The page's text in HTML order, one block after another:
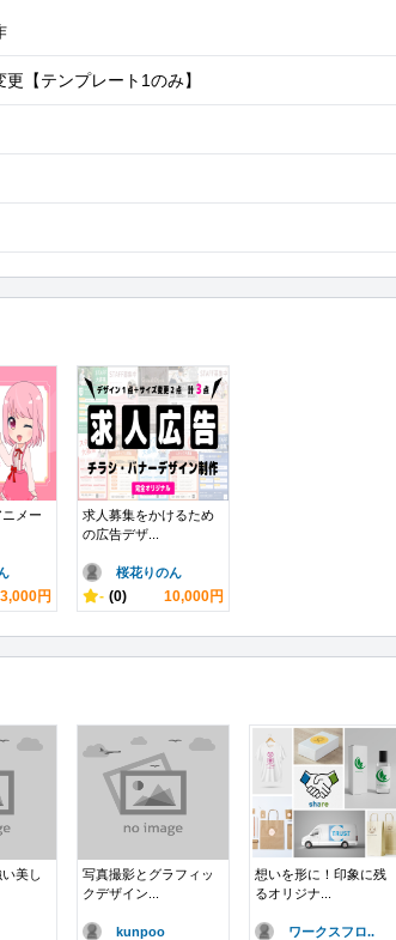
【テンプレート1のみ】
メー
円
求人募集をかけるため
の広告デザ...
桜花りのん
- (0) 10,000円
美し
写真撮影とグラフィッ
クデザイン...
kunpoo
想いを形に！印象に残
るオリジナ...
ワークスフロ..